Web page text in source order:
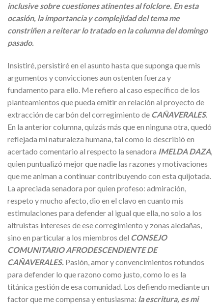
inclusive sobre cuestiones atinentes al folclore. En esta
ocasión, la importancia y complejidad del tema me
constriñen a reiterar lo tratado en la columna del domingo
pasado.
Insistiré, persistiré en el asunto hasta que suponga que mis
argumentos y convicciones aun ostenten fuerza y
fundamento para ello. Me refiero al caso específico de los
planteamientos que pueda emitir en relación al proyecto de
extracción de carbón del corregimiento de CAÑAVERALES.
En la anterior columna, quizás más que en ninguna otra, quedó
reflejada mi naturaleza humana, tal como lo describió en
acertado comentario al respecto la senadora IMELDA DAZA
quien puntualizó mejor que nadie las razones y motivaciones
que me animan a continuar contribuyendo con esta quijotada.
La apreciada senadora por quien profeso: admiración,
respeto y mucho afecto, dio en el clavo en cuanto mis
estimulaciones para defender al igual que ella, no solo a los
altruistas intereses de ese corregimiento y zonas aledañas,
sino en particular a los miembros del CONSEJO
COMUNITARIO AFRODESCENDIENTE DE
CAÑAVERALES. Pasión, amor y convencimientos rotundos
para defender lo que razono como justo, como lo es la
titánica gestión de esa comunidad. Los defiendo mediante un
factor que me compensa y entusiasma: la escritura, es mi